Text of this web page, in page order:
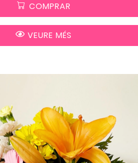
COMPRAR
VEURE MÉS